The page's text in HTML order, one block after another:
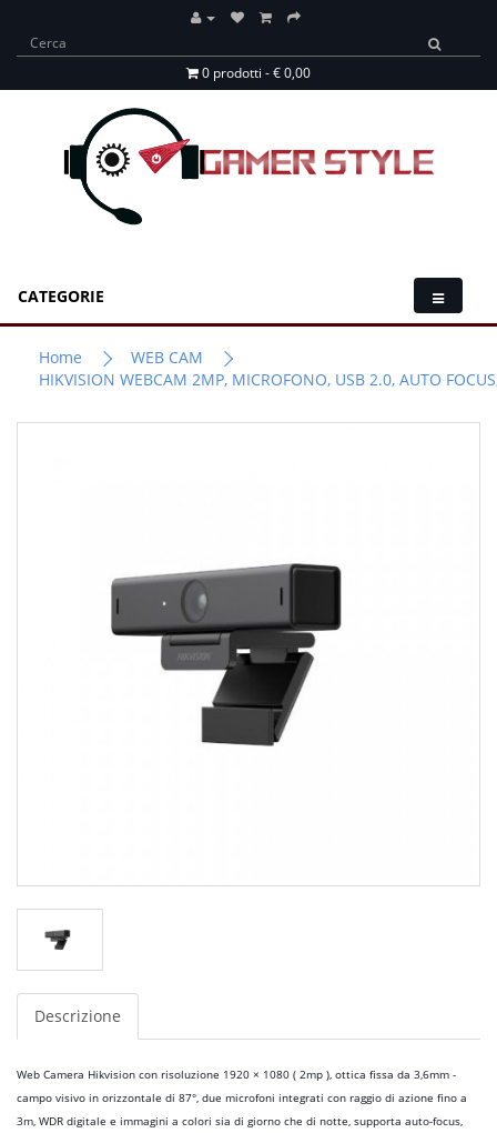
0 prodotti - € 0,00
CATEGORIE
Home
WEB CAM
HIKVISION WEBCAM 2MP, MICROFONO, USB 2.0, AUTO
Descrizione
Web Camera Hikvision con risoluzione 1920 × 1080 ( 2mp ), ottica fissa da 3,6mm -
campo visivo in orizzontale di 87°, due microfoni integrati con raggio di azione fino a
3m, WDR digitale e immagini a colori sia di giorno che di notte, supporta auto-focus,